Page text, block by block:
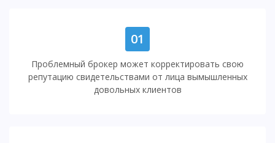
01
Проблемный брокер может корректировать свою
репутацию свидетельствами от лица вымышленных
довольных клиентов